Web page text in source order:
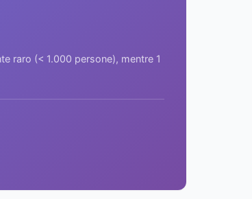
raro (< 1.000 persone), mentre 1